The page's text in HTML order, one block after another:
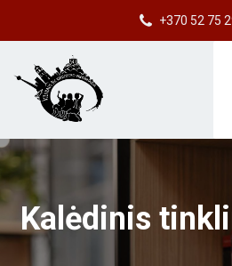
+370 52 75
Kalėdinis